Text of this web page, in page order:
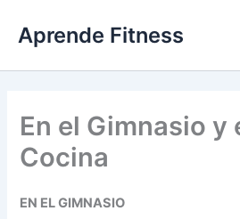
contenido
Aprende Fitness
En el Gimnasio y
Cocina
EN EL GIMNASIO